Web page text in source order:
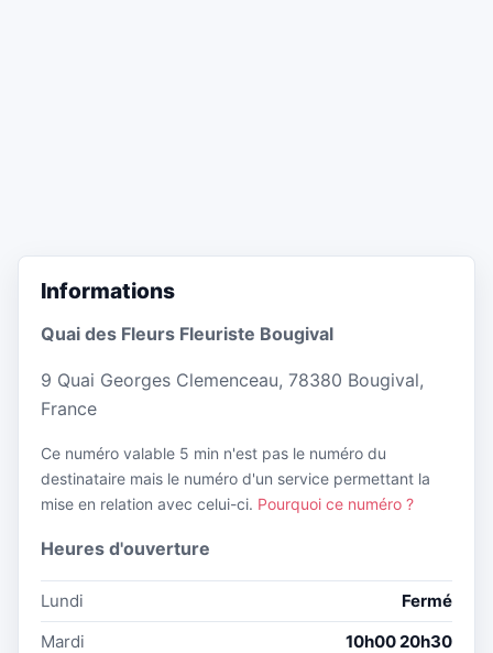
Informations
Quai des Fleurs Fleuriste Bougival
9 Quai Georges Clemenceau, 78380 Bougival,
France
Ce numéro valable 5 min n'est pas le numéro du
destinataire mais le numéro d'un service permettant la
mise en relation avec celui-ci. Pourquoi ce numéro ?
Heures d'ouverture
Lundi
Fermé
Mardi
10h00 20h30